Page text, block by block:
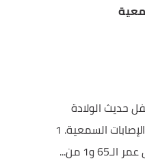
كل 1000 طفل حديث الولادة
يولدون بنوع من أنواع الإصابات السمعية. 1